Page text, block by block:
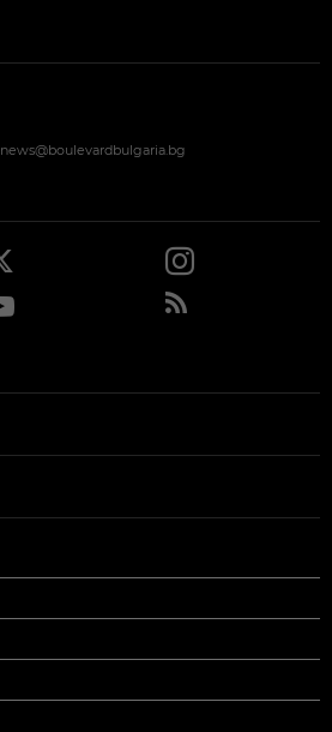
news@boulevardbulgaria.bg